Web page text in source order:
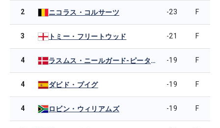
2 ニコラス・コルサーツ -23 F
3 トミー・フリートウッド -21 F
4 ラスムス・ニールガード-ピーターセン -19 F
4 ダビド・プイグ -19 F
4 ロビン・ウィリアムズ -19 F